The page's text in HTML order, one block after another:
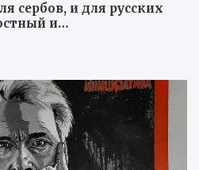
сербов, и для русских
и